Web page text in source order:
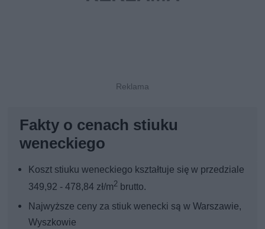
Fakty o cenach stiuku
weneckiego
Koszt stiuku weneckiego kształtuje się w przedziale
349,92 - 478,84 zł/m2 brutto.
Najwyższe ceny za stiuk wenecki są w Warszawie,
Wyszkowie